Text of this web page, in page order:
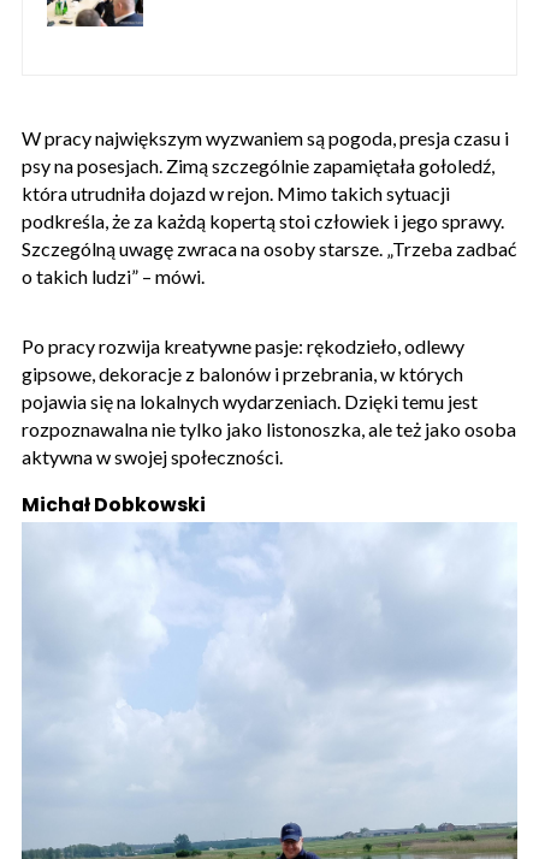
W pracy największym wyzwaniem są pogoda, presja czasu i
psy na posesjach. Zimą szczególnie zapamiętała gołoledź,
która utrudniła dojazd w rejon. Mimo takich sytuacji
podkreśla, że za każdą kopertą stoi człowiek i jego sprawy.
Szczególną uwagę zwraca na osoby starsze. „Trzeba zadbać
o takich ludzi” – mówi.
Po pracy rozwija kreatywne pasje: rękodzieło, odlewy
gipsowe, dekoracje z balonów i przebrania, w których
pojawia się na lokalnych wydarzeniach. Dzięki temu jest
rozpoznawalna nie tylko jako listonoszka, ale też jako osoba
aktywna w swojej społeczności.
Michał Dobkowski